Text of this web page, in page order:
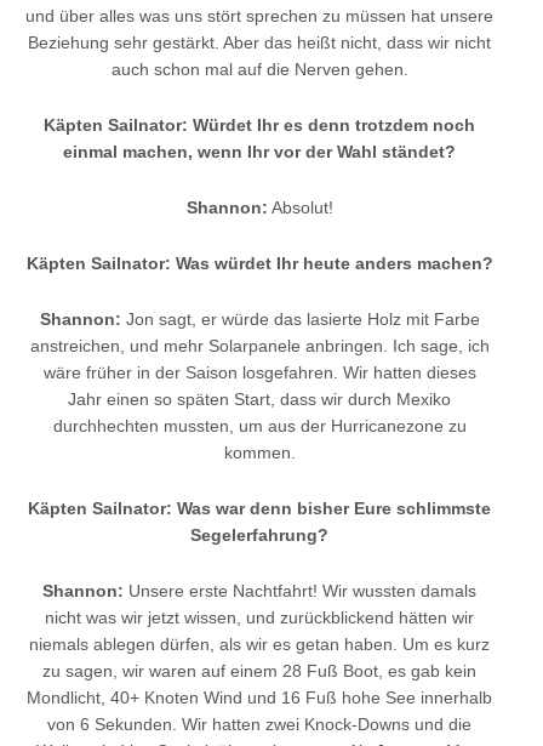
und über alles was uns stört sprechen zu müssen hat unsere
Beziehung sehr gestärkt. Aber das heißt nicht, dass wir nicht
auch schon mal auf die Nerven gehen.
Käpten Sailnator: Würdet Ihr es denn trotzdem noch
einmal machen, wenn Ihr vor der Wahl ständet?
Shannon: Absolut!
Käpten Sailnator: Was würdet Ihr heute anders machen?
Shannon: Jon sagt, er würde das lasierte Holz mit Farbe
anstreichen, und mehr Solarpanele anbringen. Ich sage, ich
wäre früher in der Saison losgefahren. Wir hatten dieses
Jahr einen so späten Start, dass wir durch Mexiko
durchhechten mussten, um aus der Hurricanezone zu
kommen.
Käpten Sailnator: Was war denn bisher Eure schlimmste
Segelerfahrung?
Shannon: Unsere erste Nachtfahrt! Wir wussten damals
nicht was wir jetzt wissen, und zurückblickend hätten wir
niemals ablegen dürfen, als wir es getan haben. Um es kurz
zu sagen, wir waren auf einem 28 Fuß Boot, es gab kein
Mondlicht, 40+ Knoten Wind und 16 Fuß hohe See innerhalb
von 6 Sekunden. Wir hatten zwei Knock-Downs und die